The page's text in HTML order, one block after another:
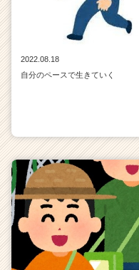
2022.08.18
自分のペースで生きていく